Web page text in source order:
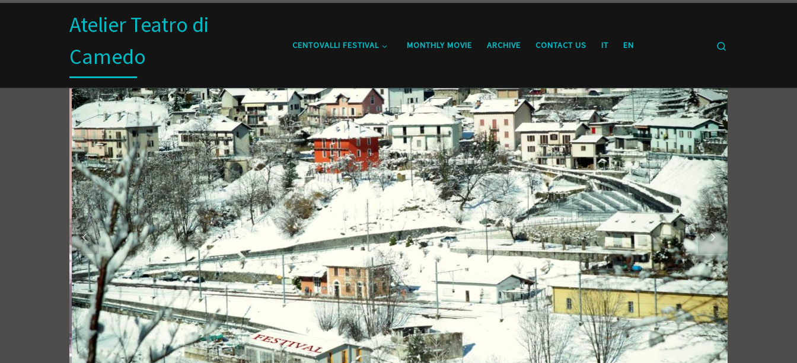
Atelier Teatro di
Camedo
CENTOVALLI FESTIVAL MONTHLY MOVIE ARCHIVE CONTACT US IT EN